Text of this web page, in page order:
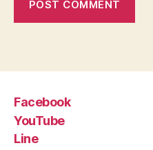
Facebook
YouTube
Line